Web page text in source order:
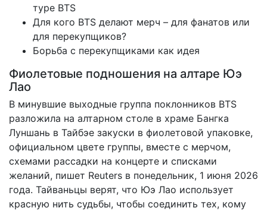
туре BTS
Для кого BTS делают мерч – для фанатов или
для перекупщиков?
Борьба с перекупщиками как идея
Фиолетовые подношения на алтаре Юэ
Лао
В минувшие выходные группа поклонников BTS
разложила на алтарном столе в храме Бангка
Луншань в Тайбэе закуски в фиолетовой упаковке,
официальном цвете группы, вместе с мерчом,
схемами рассадки на концерте и списками
желаний, пишет Reuters в понедельник, 1 июня 2026
года. Тайваньцы верят, что Юэ Лао использует
красную нить судьбы, чтобы соединить тех, кому